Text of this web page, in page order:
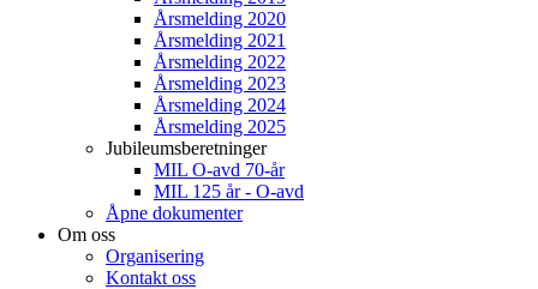
Årsmelding 2020
Årsmelding 2021
Årsmelding 2022
Årsmelding 2023
Årsmelding 2024
Årsmelding 2025
Jubileumsberetninger
MIL O-avd 70-år
MIL 125 år - O-avd
Åpne dokumenter
Om oss
Organisering
Kontakt oss